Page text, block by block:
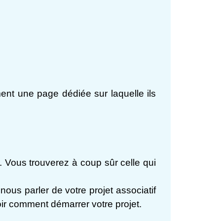
une page dédiée sur laquelle ils
trouverez à coup sûr celle qui
parler de votre projet associatif
comment démarrer votre projet.